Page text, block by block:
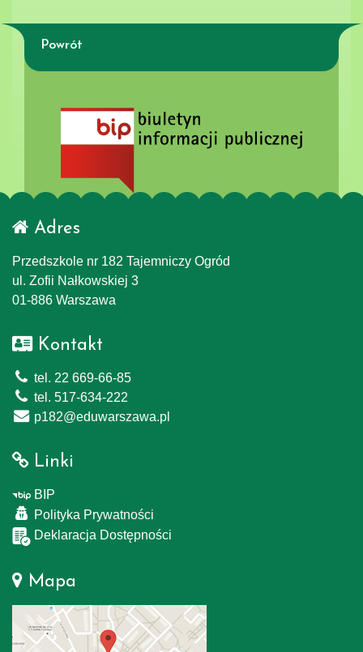
Powrót
Adres
Przedszkole nr 182 Tajemniczy Ogród
ul. Zofii Nałkowskiej 3
01-886 Warszawa
Kontakt
tel. 22 669-66-85
tel. 517-634-222
p182@eduwarszawa.pl
Linki
BIP
Polityka Prywatności
Deklaracja Dostępności
Mapa